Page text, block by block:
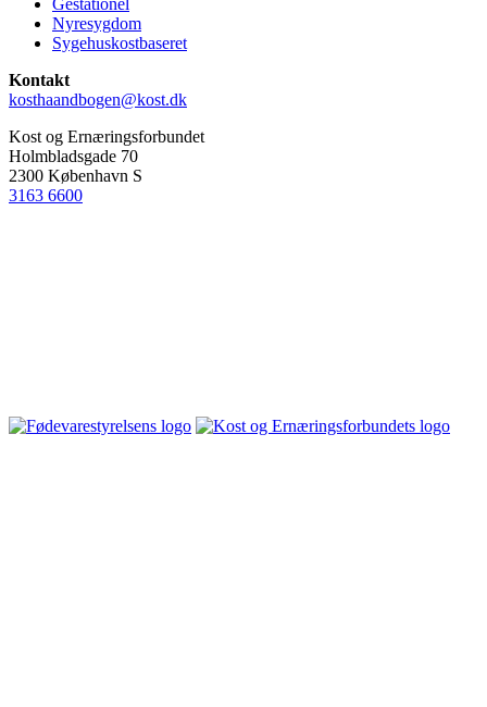
Gestationel
Nyresygdom
Sygehuskostbaseret
Kontakt
kosthaandbogen@kost.dk
Kost og Ernæringsforbundet
Holmbladsgade 70
2300 København S
3163 6600